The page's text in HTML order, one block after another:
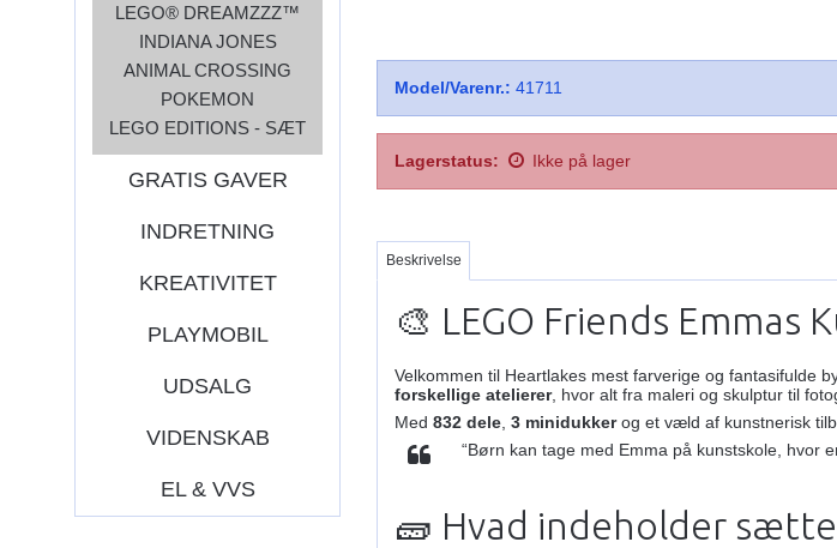
LEGO® DREAMZZZ™
INDIANA JONES
ANIMAL CROSSING
POKEMON
LEGO EDITIONS - SÆT
GRATIS GAVER
INDRETNING
KREATIVITET
PLAYMOBIL
UDSALG
VIDENSKAB
EL & VVS
Model/Varenr.: 41711
Lagerstatus: Ikke på lager
Beskrivelse
🎨 LEGO Friends
Velkommen til Heartlakes mest farverige og fantasifulde
forskellige atelierer, hvor alt fra maleri og skulptur til
Med832 dele ,3 minidukkerog et væld af kunstnerisk
“Børn kan tage med Emma på kunstskole, hvor
🧱 Hvad indeholder